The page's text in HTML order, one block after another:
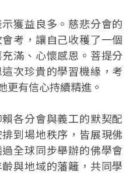
獲益良多。慈悲分會的
考，讓自己收穫了一個
滿、心懷感恩。菩提分
次珍貴的學習機緣，考
更有信心持續精進。
各分會與義工的默契配
到場地秩序，皆展現佛
全球同步舉辦的佛學會
與地域的藩籬，共同學